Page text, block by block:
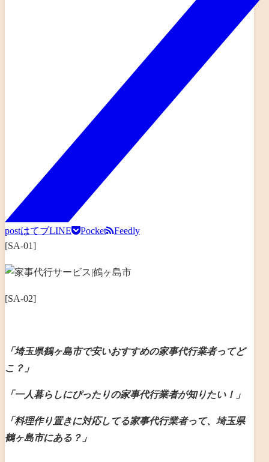
postはてブLINE Pocket
Feedly
[SA-01]
[SA-02]
「埼玉県鶴ヶ島市で安いおすすめの家事代行業者ってど
こ？」
「一人暮らしにぴったりの家事代行業者が知りたい！」
「料理作り置きに対応してる家事代行業者って、埼玉県
鶴ヶ島市にある？」